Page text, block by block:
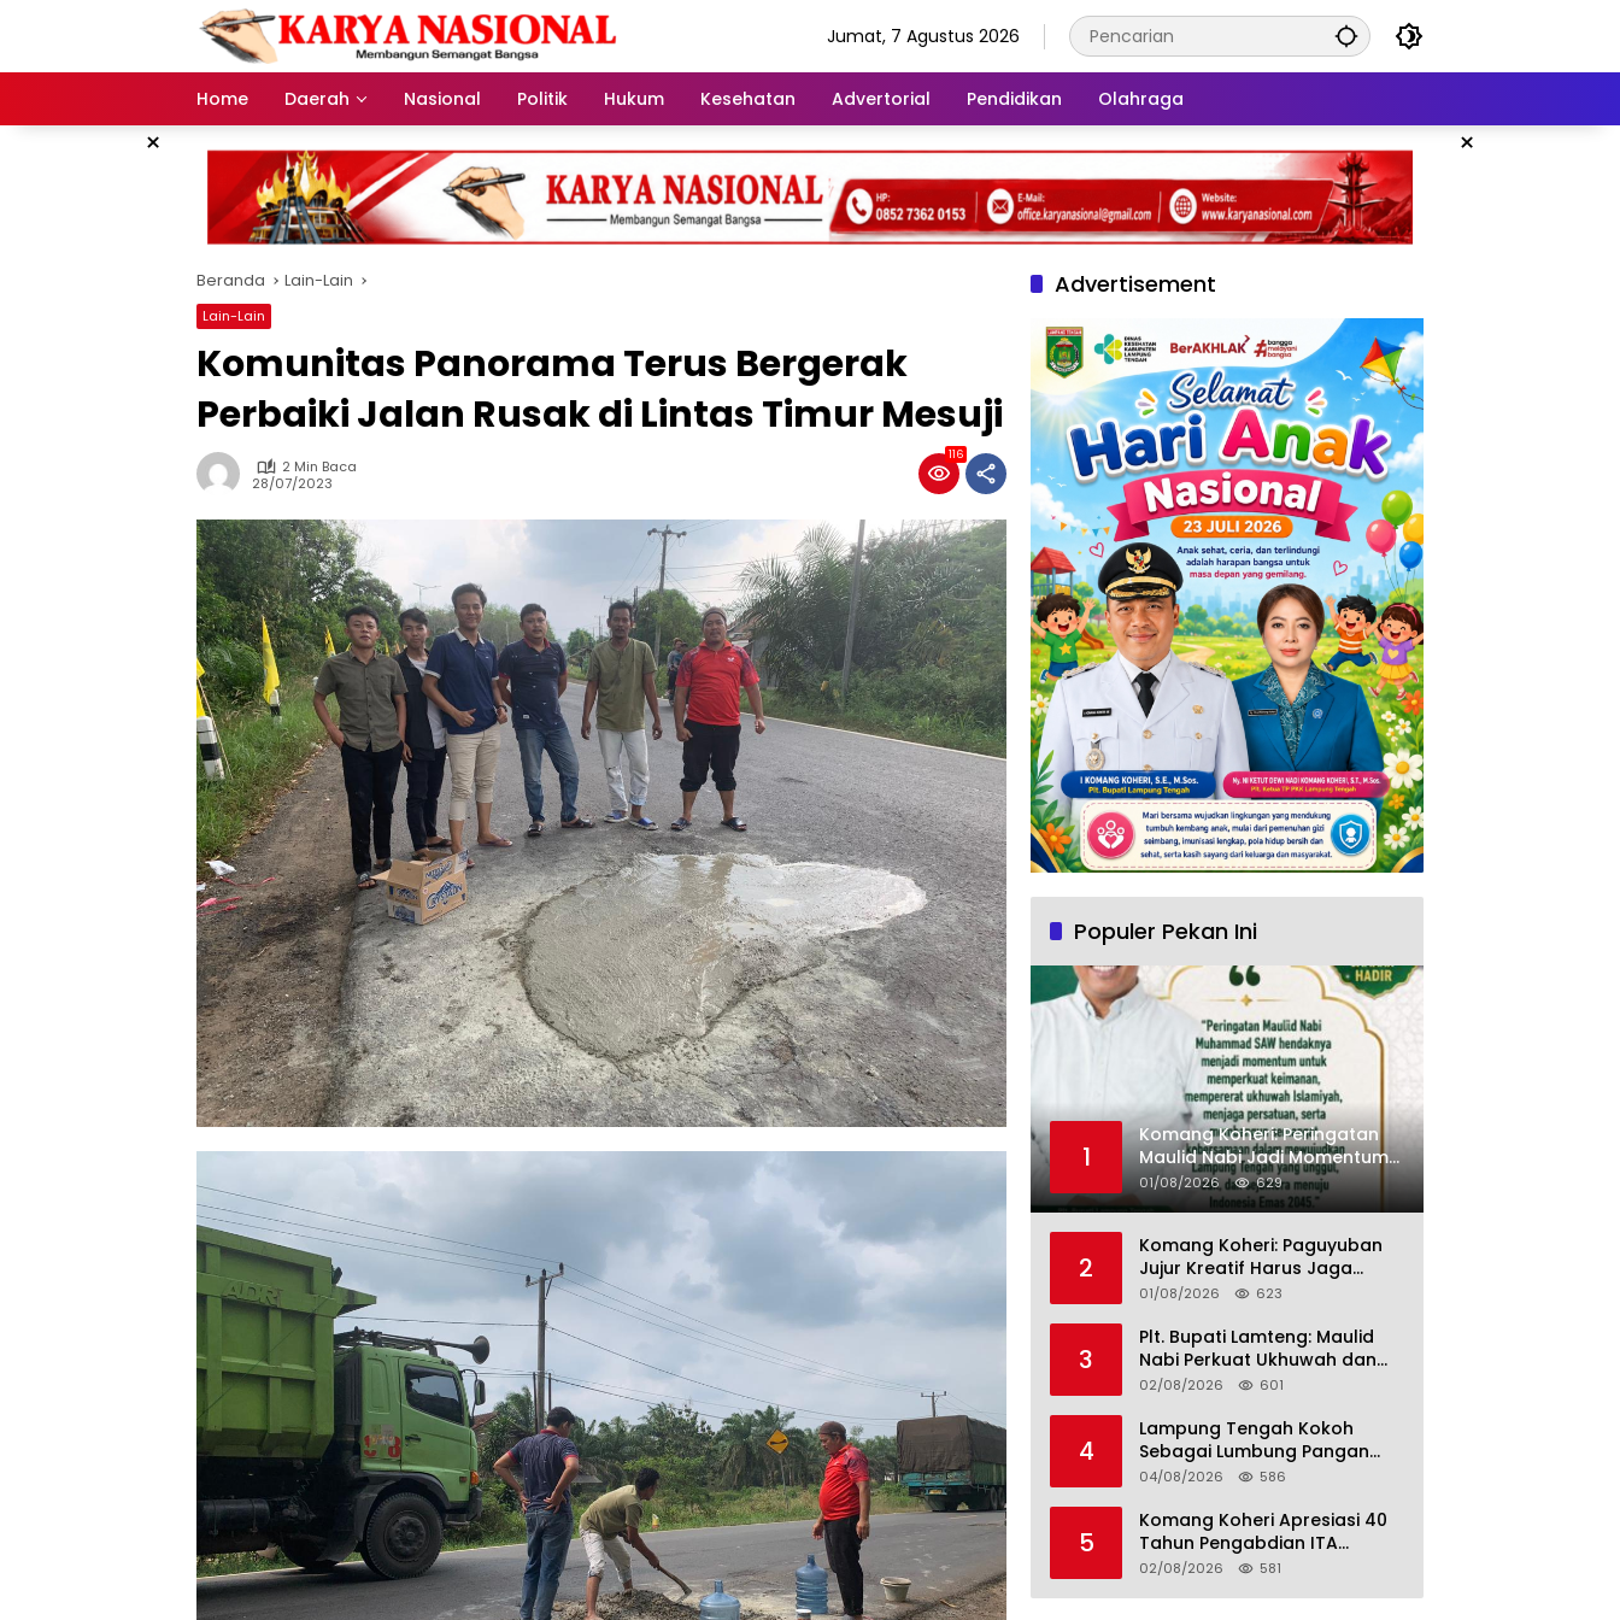
Jumat, 7 Agustus 2026
Home Daerah Nasional Politik Hukum Kesehatan Advertorial Pendidikan Olahraga
× ×
Beranda Lain-Lain
Lain-Lain
Komunitas Panorama Terus Bergerak
Perbaiki Jalan Rusak di Lintas Timur Mesuji
2 Min Baca
28/07/2023
116
Advertisement
Populer Pekan Ini
1
Komang Koheri: Peringatan
Maulid Nabi Jadi Momentum
Perkuat Ukhuwah Umat di
Lampung Tengah
01/08/2026 629
2
Komang Koheri: Paguyuban
Jujur Kreatif Harus Jaga
Persatuan untuk Kemajuan
01/08/2026 623
3
Plt. Bupati Lamteng: Maulid
Nabi Perkuat Ukhuwah dan
Jaga Kerukunan Umat
02/08/2026 601
4
Lampung Tengah Kokoh
Sebagai Lumbung Pangan
dan Kekuatan Perkebunan
Kemandirian Pangan adalah
Fondasi Menuju Indonesia
Emas 2045
04/08/2026 586
5
Komang Koheri Apresiasi 40
Tahun Pengabdian ITA
Optical Group untuk
02/08/2026 581